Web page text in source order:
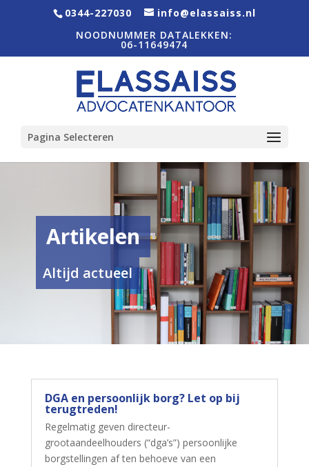
0344-227030
info@elassaiss.nl
NOODNUMMER DATALEKKEN:
06-11649474
Pagina Selecteren
Artikelen
Altijd actueel
DGA en persoonlijk borg? Let op bij
terugtreden!
Regelmatig geven directeur-
grootaandeelhouders (“dga’s”) persoonlijke
borgstellingen af ten behoeve van een